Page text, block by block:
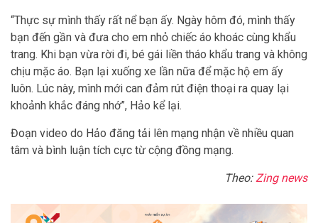
“Thực sự mình thấy rất nể bạn ấy. Ngày hôm đó, mình thấy
bạn đến gần và đưa cho em nhỏ chiếc áo khoác cùng khẩu
trang. Khi bạn vừa rời đi, bé gái liền tháo khẩu trang và không
chịu mặc áo. Bạn lại xuống xe lần nữa để mặc hộ em ấy
luôn. Lúc này, mình mới can đảm rút điện thoại ra quay lại
khoảnh khắc đáng nhớ”, Hảo kể lại.
Đoạn video do Hảo đăng tải lên mạng nhận về nhiều quan
tâm và bình luận tích cực từ cộng đồng mạng.
Theo:Zing news